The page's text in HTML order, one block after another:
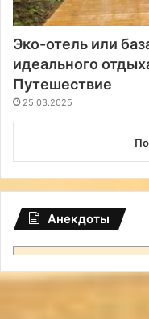
Эко-отель или
идеального
Путешествие
25.03.2025
Анекдоты